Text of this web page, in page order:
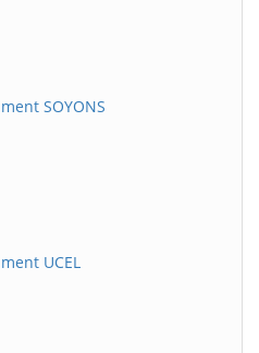
SOYONS
UCEL